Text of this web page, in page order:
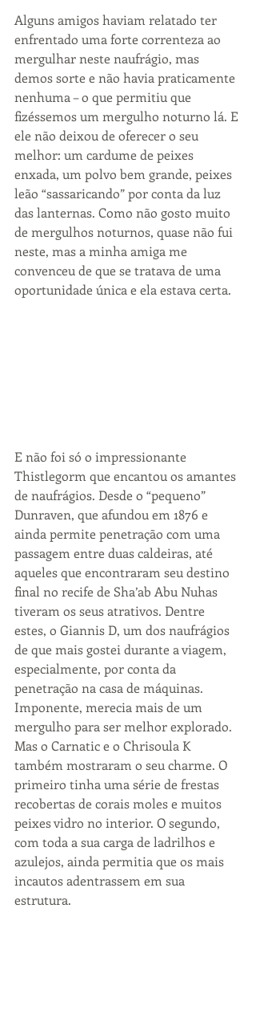
Alguns amigos haviam relatado ter
enfrentado uma forte correnteza ao
mergulhar neste naufrágio, mas
demos sorte e não havia praticamente
nenhuma – o que permitiu que
fizéssemos um mergulho noturno lá. E
ele não deixou de oferecer o seu
melhor: um cardume de peixes
enxada, um polvo bem grande, peixes
leão “sassaricando” por conta da luz
das lanternas. Como não gosto muito
de mergulhos noturnos, quase não fui
neste, mas a minha amiga me
convenceu de que se tratava de uma
oportunidade única e ela estava certa.
E não foi só o impressionante
Thistlegorm que encantou os amantes
de naufrágios. Desde o “pequeno”
Dunraven, que afundou em 1876 e
ainda permite penetração com uma
passagem entre duas caldeiras, até
aqueles que encontraram seu destino
final no recife de Sha’ab Abu Nuhas
tiveram os seus atrativos. Dentre
estes, o Giannis D, um dos naufrágios
de que mais gostei durante a viagem,
especialmente, por conta da
penetração na casa de máquinas.
Imponente, merecia mais de um
mergulho para ser melhor explorado.
Mas o Carnatic e o Chrisoula K
também mostraram o seu charme. O
primeiro tinha uma série de frestas
recobertas de corais moles e muitos
peixes vidro no interior. O segundo,
com toda a sua carga de ladrilhos e
azulejos, ainda permitia que os mais
incautos adentrassem em sua
estrutura.